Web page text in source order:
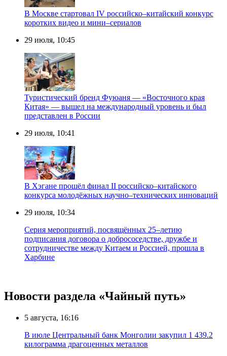
В Москве стартовал IV российско–китайский конкурс
коротких видео и мини–сериалов
29 июля, 10:45
Туристический бренд Фуюаня — «Восточного края
Китая» — вышел на международный уровень и был
представлен в России
29 июля, 10:41
В Хэгане прошёл финал II российско–китайского
конкурса молодёжных научно–технических инноваций
29 июля, 10:34
Серия мероприятий, посвящённых 25–летию
подписания договора о добрососедстве, дружбе и
сотрудничестве между Китаем и Россией, прошла в
Харбине
Новости раздела «Чайный путь»
5 августа, 16:16
В июле Центральный банк Монголии закупил 1 439.2
килограмма драгоценных металлов